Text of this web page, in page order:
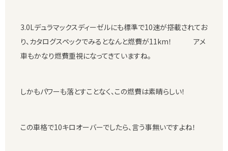
3.0Lデュラマックスディーゼルにも標準で10速が搭載されてお
り、カタログスペックでみるとなんと燃費が11km！ アメ
車もかなり燃費重視になってきていますね。
しかもパワーも落とすことなく、この燃費は素晴らしい！
この車格で10キロオーバーでしたら、言う事無いですよね！